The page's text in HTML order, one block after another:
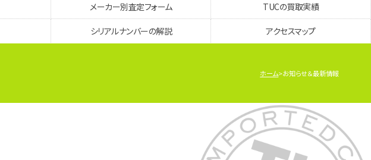
メーカー別査定フォーム TUCの買取実績
シリアルナンバーの解説 アクセスマップ
ホーム お知らせ＆最新情報